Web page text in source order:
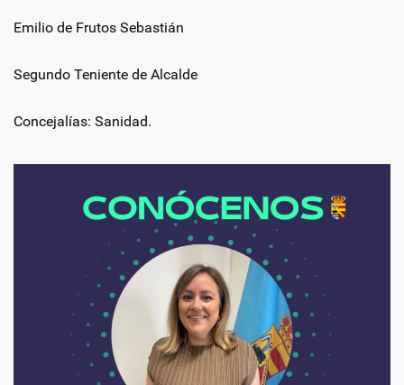
Emilio de Frutos Sebastián
Segundo Teniente de Alcalde
Concejalías: Sanidad.